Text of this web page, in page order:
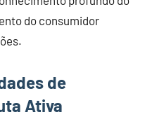
do consumidor
de
Ativa